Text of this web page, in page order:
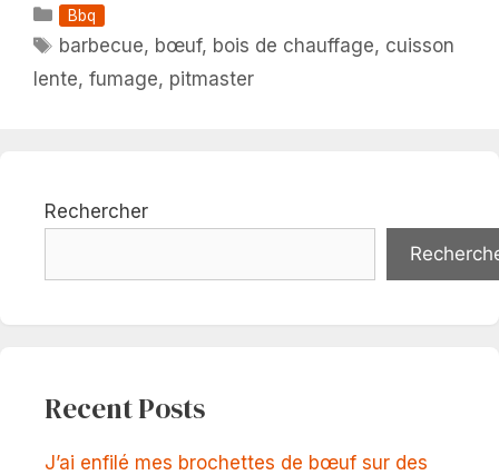
Catégories
Bbq
Étiquettes
barbecue, bœuf, bois de chauffage, cuisson
lente, fumage, pitmaster
Rechercher
Recent Posts
J’ai enfilé mes brochettes de bœuf sur des